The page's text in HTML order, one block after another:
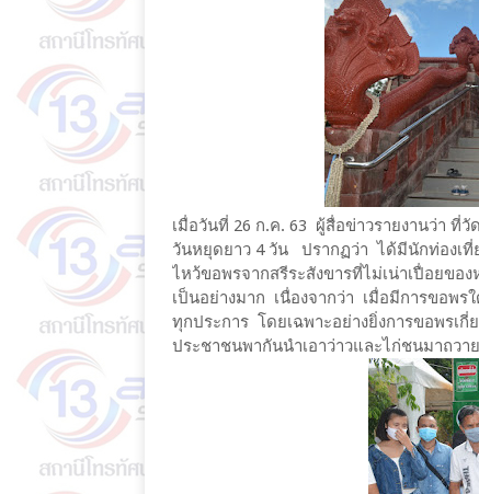
เมื่อวันที่ 26 ก.ค. 63 ผู้สื่อข่าวรายงานว่า
วันหยุดยาว 4 วัน ปรากฏว่า ได้มีนักท่องเ
ไหว้ขอพรจากสรีระสังขารที่ไม่เน่าเปื่อยขอ
เป็นอย่างมาก เนื่องจากว่า เมื่อมีการขอพ
ทุกประการ โดยเฉพาะอย่างยิ่งการขอพรเ
ประชาชนพากันนำเอาว่าวและไก่ชนมาถวา